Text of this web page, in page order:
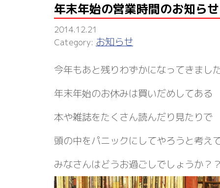
年末年始の営業時間のお知らせ
2014.12.21
お知らせ
今年もあと残りわずかになってきまし
年末年始のお休みは買いだめしてある
本や雑誌をたくさん読んだり見たりで
頭の中をパニックにしてやろうと考
みなさんはどうお過ごしでしょうか？